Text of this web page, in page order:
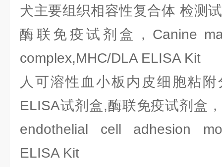
犬主要组织相容性复合体 检测
酶联免疫试剂盒，Canine
complex,MHC/DLA ELISA Kit
人可溶性血小板内皮细胞粘
ELISA试剂盒,酶联免疫试剂盒
endothelial cell adhesion
ELISA Kit